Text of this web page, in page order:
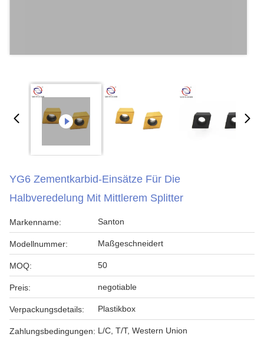
YG6 Zementkarbid-Einsätze Für Die
Halbveredelung Mit Mittlerem Splitter
Markenname: Santon
Modellnummer: Maßgeschneidert
MOQ: 50
Preis: negotiable
Verpackungsdetails: Plastikbox
Zahlungsbedingungen: L/C, T/T, Western Union